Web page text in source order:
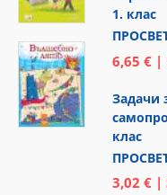
1. клас
6,65 € |
Задачи
клас
3,02 € |